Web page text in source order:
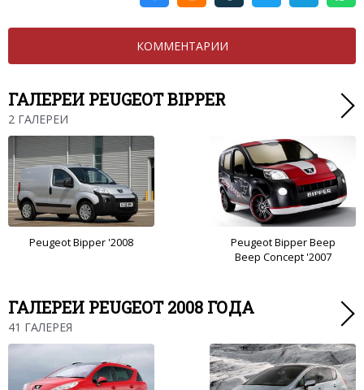
КОММЕНТАРИИ
ГАЛЕРЕИ PEUGEOT BIPPER
2 ГАЛЕРЕИ
Peugeot Bipper '2008
Peugeot Bipper Beep
Beep Concept '2007
ГАЛЕРЕИ PEUGEOT 2008 ГОДА
41 ГАЛЕРЕЯ